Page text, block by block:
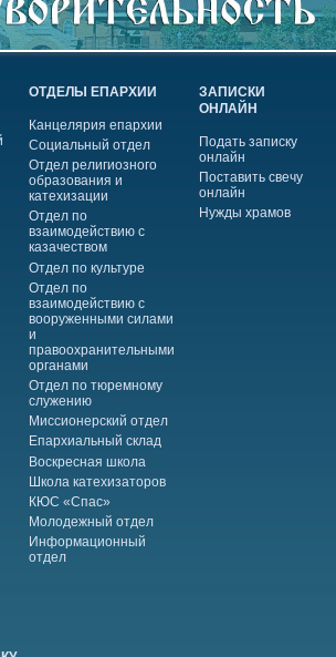
ОТДЕЛЫ ЕПАРХИИ
Канцелярия епархии
Социальный отдел
Отдел религиозного
образования и
катехизации
Отдел по
взаимодействию с
казачеством
Отдел по культуре
Отдел по
взаимодействию с
вооруженными силами
и
правоохранительными
органами
Отдел по тюремному
служению
Миссионерский отдел
Епархиальный склад
Воскресная школа
Школа катехизаторов
КЮС «Спас»
Молодежный отдел
Информационный
отдел
ЗАПИСКИ
ОНЛАЙН
Подать записку
онлайн
Поставить свечу
онлайн
Нужды храмов